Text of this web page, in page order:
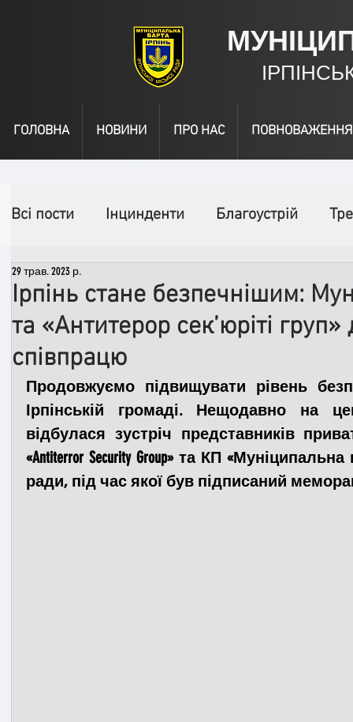
ГОЛОВНА НОВИНИ ПРО НАС ПОВНОВАЖЕННЯ
Всі пости Інцинденти Благоустрій
День народження
Спільні заходи Надзвичайні заходи
Медицина Новини ДТП
Адмінпротокол Свята Поліція
Ірпінь стане безпечнішим:
та «Антитерор сек’юріті
співпрацю
29 трав. 2023 р.
Продовжуємо підвищувати рівень
Ірпінській громаді. Нещодавно на
відбулася зустріч представників
«Antiterror Security Group» та КП
ради, під час якої був підписаний